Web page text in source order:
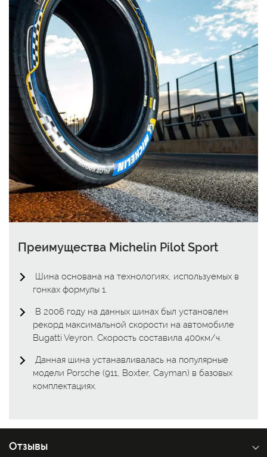
Преимущества Michelin Pilot Sport
Шина основана на технологиях, используемых в
гонках формулы 1.
В 2006 году на данных шинах был установлен
рекорд максимальной скорости на автомобиле
Bugatti Veyron. Скорость составила 400км/ч.
Данная шина устанавливалась на популярные
модели Porsche (911, Boxter, Cayman) в базовых
комплектациях.
Отзывы